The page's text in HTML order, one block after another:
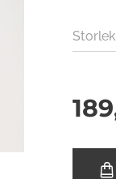
Storlek